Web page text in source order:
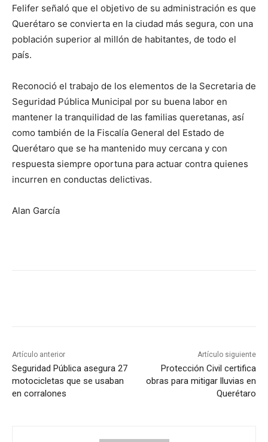
Felifer señaló que el objetivo de su administración es que
Querétaro se convierta en la ciudad más segura, con una
población superior al millón de habitantes, de todo el
país.
Reconoció el trabajo de los elementos de la Secretaria de
Seguridad Pública Municipal por su buena labor en
mantener la tranquilidad de las familias queretanas, así
como también de la Fiscalía General del Estado de
Querétaro que se ha mantenido muy cercana y con
respuesta siempre oportuna para actuar contra quienes
incurren en conductas delictivas.
Alan García
Artículo anterior
Seguridad Pública asegura 27
motocicletas que se usaban
en corralones
Artículo siguiente
Protección Civil certifica
obras para mitigar lluvias en
Querétaro